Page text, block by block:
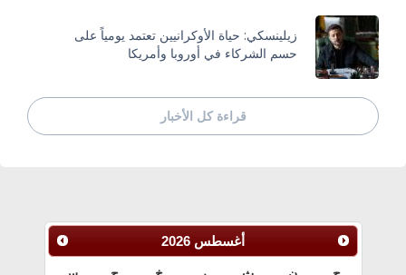
زيلينسكي: حياة الأوكرانيين تعتمد يومياً على
حسم الشركاء في أوروبا وأمريكا
قراءة كل الأخبار
أغسطس 2026